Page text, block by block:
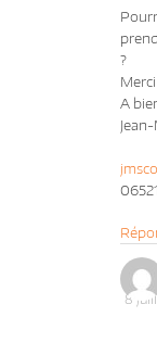
PLEIN COVID,
?
Merci
A
8